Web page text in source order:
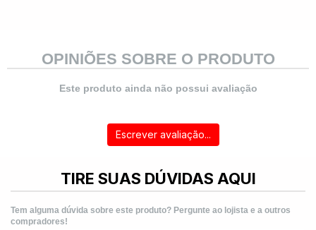
OPINIÕES SOBRE O PRODUTO
Este produto ainda não possui avaliação
Escrever avaliação...
TIRE SUAS DÚVIDAS AQUI
Tem alguma dúvida sobre este produto? Pergunte ao lojista e a outros
compradores!